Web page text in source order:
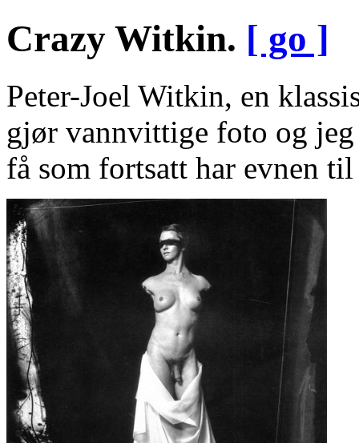
Crazy Witkin. [ go ]
Peter-Joel Witkin, en
gjør vannvittige foto og jeg
få som fortsatt har evnen